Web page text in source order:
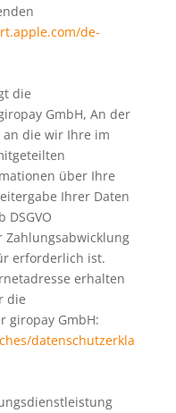
de-
die
GmbH, An der
an die wir Ihre im
über Ihre
Ihrer Daten
Zahlungsabwicklung
erforderlich ist.
erhalten
die
giropay GmbH:
datenschutzerkla